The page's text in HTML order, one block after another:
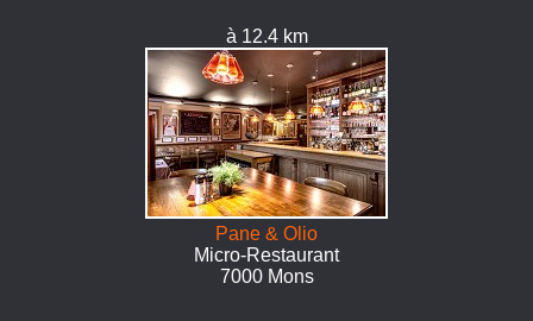
à 12.4 km
Pane & Olio
Micro-Restaurant
7000 Mons